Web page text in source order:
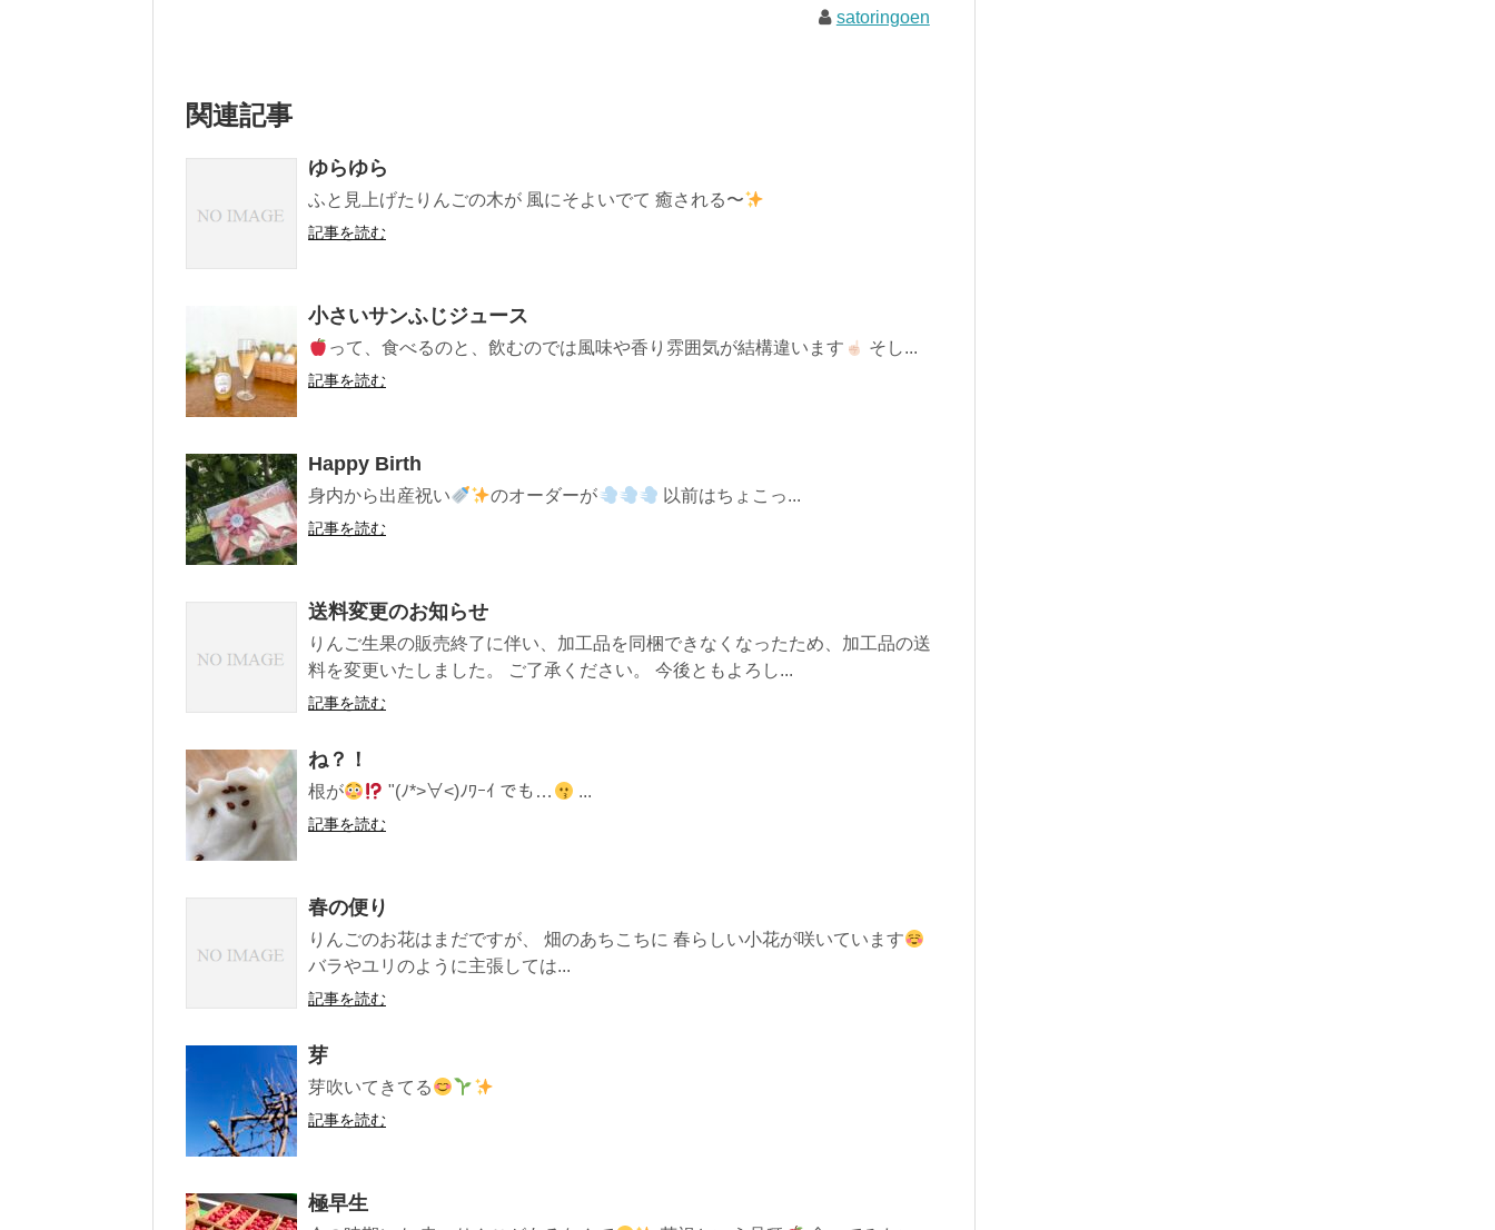
satoringoen
関連記事
ゆらゆら
ふと見上げたりんごの木が 風にそよいでて 癒される〜
記事を読む
小さいサンふじジュース
って、食べるのと、飲むのでは風味や香り雰囲気が結構違います そし...
記事を読む
Happy Birth
身内から出産祝い のオーダーが 以前はちょこっ...
記事を読む
送料変更のお知らせ
りんご生果の販売終了に伴い、加工品を同梱できなくなったため、加工品の送
料を変更いたしました。 ご了承ください。 今後ともよろし...
記事を読む
ね？！
根が "(ﾉ*>∀<)ﾉﾜｰｲ でも… ...
記事を読む
春の便り
りんごのお花はまだですが、 畑のあちこちに 春らしい小花が咲いています
バラやユリのように主張しては...
記事を読む
芽
芽吹いてきてる
記事を読む
極早生